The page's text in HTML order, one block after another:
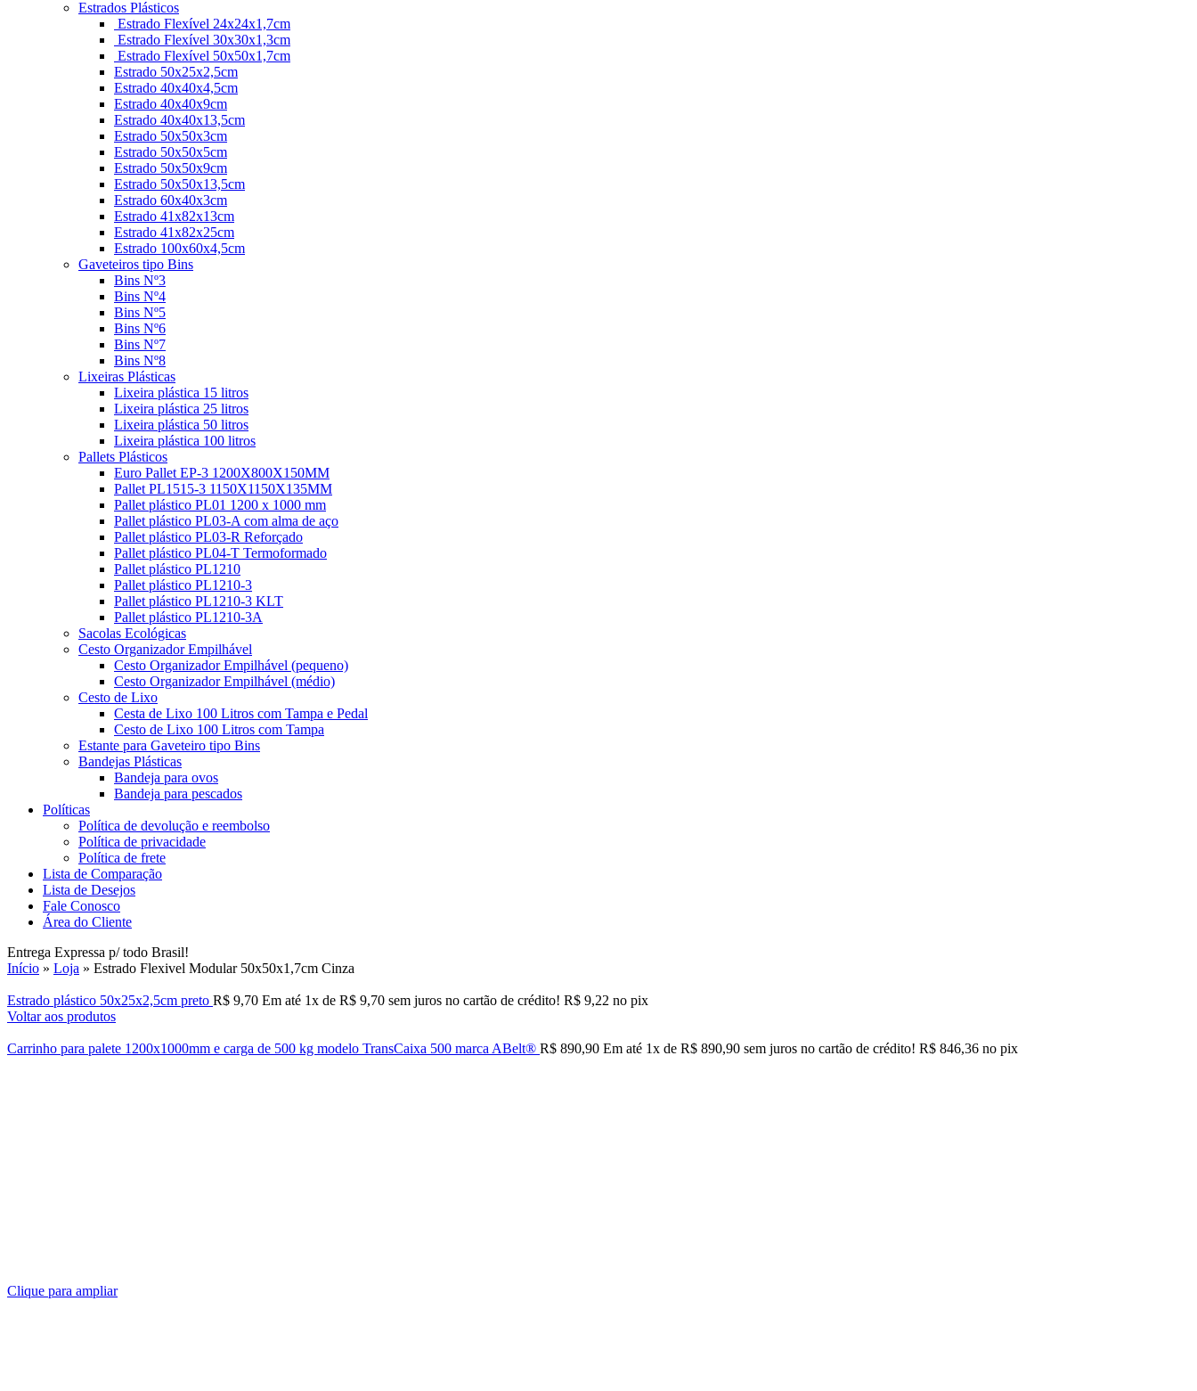
Estrados Plásticos
Estrado Flexível 24x24x1,7cm
Estrado Flexível 30x30x1,3cm
Estrado Flexível 50x50x1,7cm
Estrado 50x25x2,5cm
Estrado 40x40x4,5cm
Estrado 40x40x9cm
Estrado 40x40x13,5cm
Estrado 50x50x3cm
Estrado 50x50x5cm
Estrado 50x50x9cm
Estrado 50x50x13,5cm
Estrado 60x40x3cm
Estrado 41x82x13cm
Estrado 41x82x25cm
Estrado 100x60x4,5cm
Gaveteiros tipo Bins
Bins Nº3
Bins Nº4
Bins Nº5
Bins Nº6
Bins Nº7
Bins Nº8
Lixeiras Plásticas
Lixeira plástica 15 litros
Lixeira plástica 25 litros
Lixeira plástica 50 litros
Lixeira plástica 100 litros
Pallets Plásticos
Euro Pallet EP-3 1200X800X150MM
Pallet PL1515-3 1150X1150X135MM
Pallet plástico PL01 1200 x 1000 mm
Pallet plástico PL03-A com alma de aço
Pallet plástico PL03-R Reforçado
Pallet plástico PL04-T Termoformado
Pallet plástico PL1210
Pallet plástico PL1210-3
Pallet plástico PL1210-3 KLT
Pallet plástico PL1210-3A
Sacolas Ecológicas
Cesto Organizador Empilhável
Cesto Organizador Empilhável (pequeno)
Cesto Organizador Empilhável (médio)
Cesto de Lixo
Cesta de Lixo 100 Litros com Tampa e Pedal
Cesto de Lixo 100 Litros com Tampa
Estante para Gaveteiro tipo Bins
Bandejas Plásticas
Bandeja para ovos
Bandeja para pescados
Políticas
Política de devolução e reembolso
Política de privacidade
Política de frete
Lista de Comparação
Lista de Desejos
Fale Conosco
Área do Cliente
Entrega Expressa p/ todo Brasil!
Início » Loja » Estrado Flexivel Modular 50x50x1,7cm Cinza
Estrado plástico 50x25x2,5cm preto R$ 9,70 Em até 1x de R$ 9,70 sem juros no cartão de crédito! R$ 9,22 no pix
Voltar aos produtos
Carrinho para palete 1200x1000mm e carga de 500 kg modelo TransCaixa 500 marca ABelt® R$ 890,90 Em até 1x de R$ 890,90 sem juros no cartão de crédito! R$ 846,36 no pix
Clique para ampliar